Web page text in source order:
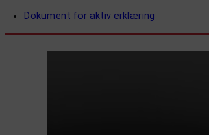
Dokument for aktiv erklæring